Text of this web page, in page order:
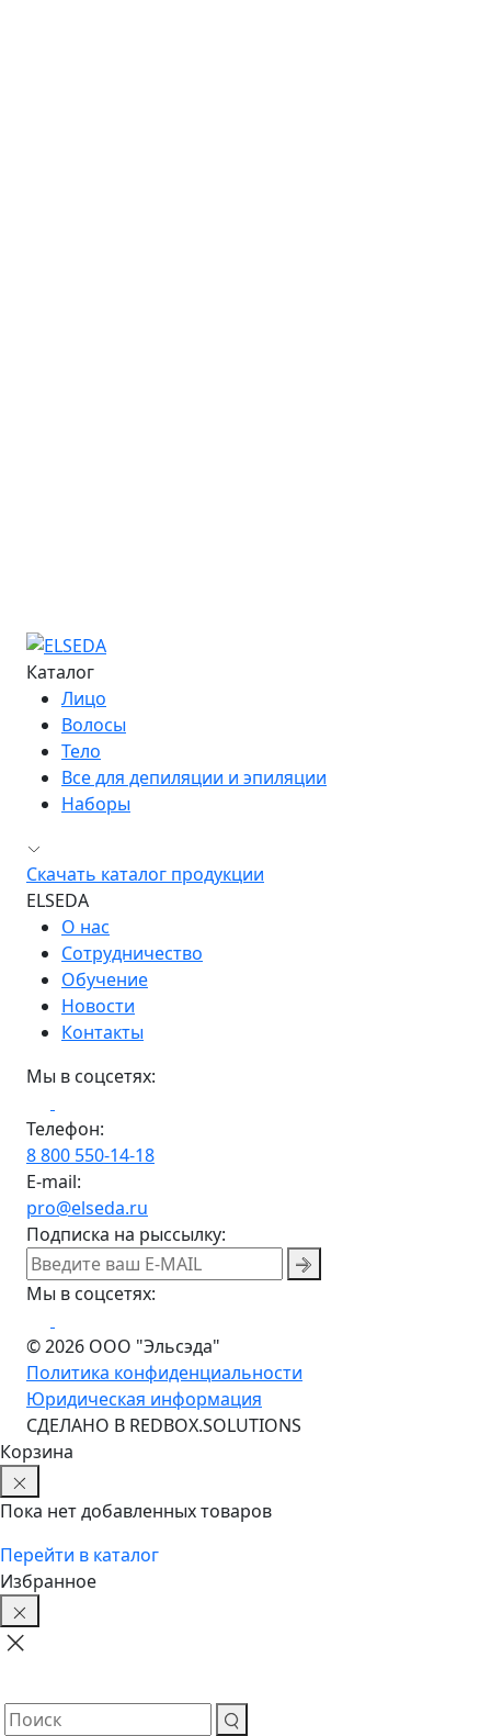
Каталог
Лицо
Волосы
Тело
Все для депиляции и эпиляции
Наборы
Скачать каталог продукции
ELSEDA
О нас
Сотрудничество
Обучение
Новости
Контакты
Мы в соцсетях:
Телефон:
8 800 550-14-18
E-mail:
pro@elseda.ru
Подписка на рыссылку:
Мы в соцсетях:
© 2026 ООО "Эльсэда"
Политика конфиденциальности
Юридическая информация
CДЕЛАНО В REDBOX.SOLUTIONS
Корзина
Пока нет добавленных товаров
Перейти в каталог
Избранное